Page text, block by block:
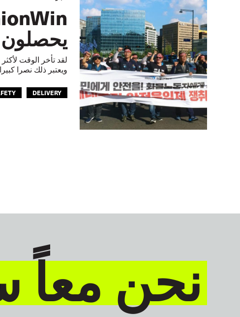
يحصلون
لقد تأخر الوقت
ويعتبر ذلك نصرا
DELIVERY
نحن معاً